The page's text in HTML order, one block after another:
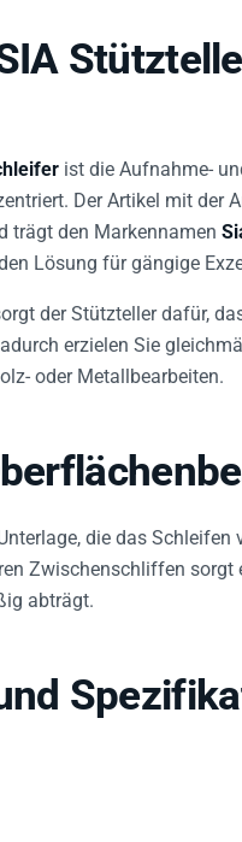
ist die Aufnahme-
Der Artikel mit der
trägt den Markennamen
Lösung für gängige
der Stützteller dafür,
erzielen Sie
oder Metallbearbeiten.
die das
Zwischenschliffen
abträgt.